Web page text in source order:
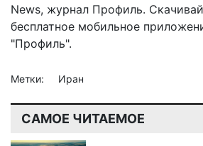
News, журнал Профиль.
бесплатное мобильное
"Профиль".
Метки: Иран
САМОЕ ЧИТАЕМОЕ